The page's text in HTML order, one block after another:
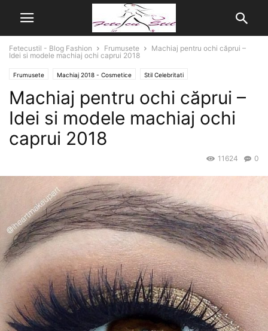
Fetecustil - Blog Fashion Frumusete
Machiaj pentru ochi căprui –
Idei si modele machiaj ochi caprui 2018
Frumusete Machiaj 2018 - Cosmetice Stil Celebritati
Tendinte Moda 2017
Machiaj pentru ochi căprui –
Idei si modele machiaj ochi
caprui 2018
0
11624